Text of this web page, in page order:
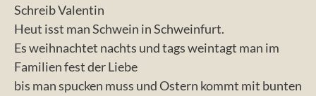
Schreib Valentin
Heut isst man Schwein in Schweinfurt.
Es weihnachtet nachts und tags weintagt man im
Familien fest der Liebe
bis man spucken muss und Ostern kommt mit bunten